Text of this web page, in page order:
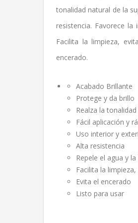
tonalidad natural de la
resistencia. Favorece la
Facilita la limpieza,
encerado.
Acabado Brillante
Protege y da brillo
Realza la
Fácil aplicación y
Uso interior y
Alta resistencia
Repele el agua y
Facilita la
Evita el encerado
Listo para usar